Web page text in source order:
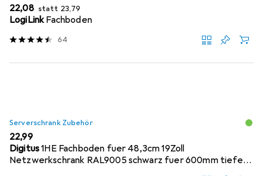
EUR
22,08 statt EUR
23,79
LogiLinkFachboden
64
Serverschrank Zubehör
EUR
22,99
Digitus1HE Fachboden fuer 48,3cm 19Zoll
Netzwerkschrank RAL9005 schwarz fuer 600mm tiefe